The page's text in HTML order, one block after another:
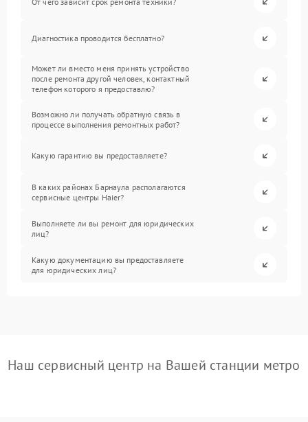
Диагностика проводится бесплатно?
Может ли вместо меня принять устройство
после ремонта другой человек, контактный
телефон которого я предоставлю?
Возможно ли получать обратную связь в
процессе выполнения ремонтных работ?
Какую гарантию вы предоставляете?
В каких районах Барнаула располагаются
сервисные центры Haier?
Выполняете ли вы ремонт для юридических
лиц?
Какую документацию вы предоставляете
для юридических лиц?
Наш сервисный центр на Вашей станции метро